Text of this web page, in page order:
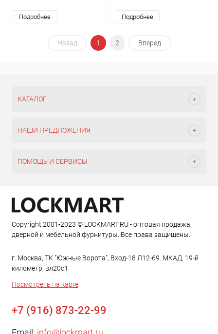
Подробнее Подробнее
Назад 1 2 Вперед
КАТАЛОГ
НАШИ ПРЕДЛОЖЕНИЯ
ПОМОЩЬ И СЕРВИСЫ
Copyright 2001-2023 © LOCKMART.RU - оптовая продажа
дверной и мебельной фурнитуры. Все права защищены.
г. Москва, ТК "Южные Ворота", Вход-18 Л12-69. МКАД, 19-й
километр, вл20с1
Посмотреть на карте
+7 (916) 873-22-99